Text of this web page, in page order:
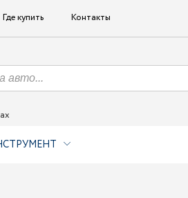
Где купить Контакты